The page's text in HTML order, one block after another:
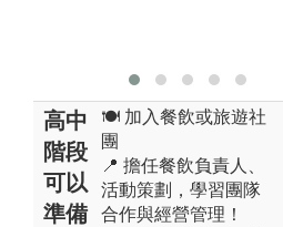
高中
階段
可以
準備
🍽️ 加入餐飲或旅遊社
團
📍 擔任餐飲負責人、
活動策劃，學習團隊
合作與經營管理！